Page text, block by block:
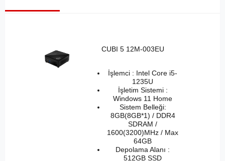
CUBI 5 12M-003EU
İşlemci : Intel Core i5-
1235U
İşletim Sistemi :
Windows 11 Home
Sistem Belleği:
8GB(8GB*1) / DDR4
SDRAM /
1600(3200)MHz / Max
64GB
Depolama Alanı :
512GB SSD